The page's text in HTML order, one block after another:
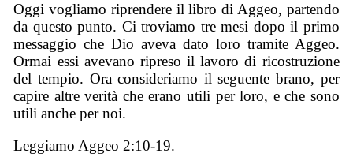
Oggi vogliamo riprendere il libro di Aggeo, partendo
da questo punto. Ci troviamo tre mesi dopo il primo
messaggio che Dio aveva dato loro tramite Aggeo.
Ormai essi avevano ripreso il lavoro di ricostruzione
del tempio. Ora consideriamo il seguente brano, per
capire altre verità che erano utili per loro, e che sono
utili anche per noi.
Leggiamo Aggeo 2:10-19.